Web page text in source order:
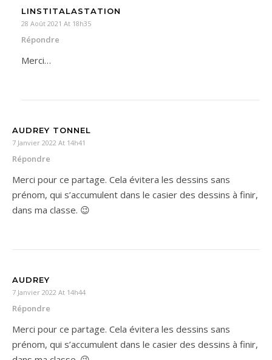
LINSTITALASTATION
28 Août 2021 At 18h35
Répondre
Merci…
AUDREY TONNEL
7 Janvier 2022 At 14h41
Répondre
Merci pour ce partage. Cela évitera les dessins sans
prénom, qui s’accumulent dans le casier des dessins à finir,
dans ma classe. 😉
AUDREY
7 Janvier 2022 At 14h44
Répondre
Merci pour ce partage. Cela évitera les dessins sans
prénom, qui s’accumulent dans le casier des dessins à finir,